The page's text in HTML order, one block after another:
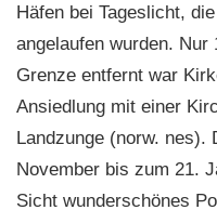
Häfen bei Tageslicht,
angelaufen wurden.
Grenze entfernt war
Ansiedlung mit einer
Landzunge (norw. nes).
November bis zum 21.
Sicht wunderschönes